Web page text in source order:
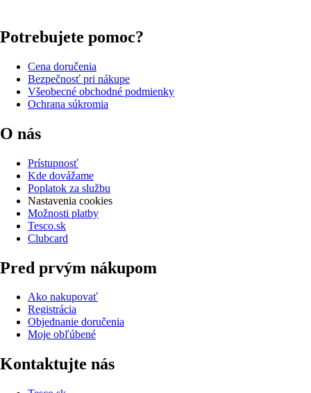
Potrebujete pomoc?
Cena doručenia
Bezpečnosť pri nákupe
Všeobecné obchodné podmienky
Ochrana súkromia
O nás
Prístupnosť
Kde dovážame
Poplatok za službu
Nastavenia cookies
Možnosti platby
Tesco.sk
Clubcard
Pred prvým nákupom
Ako nakupovať
Registrácia
Objednanie doručenia
Moje obľúbené
Kontaktujte nás